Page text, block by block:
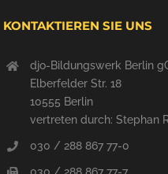
KONTAKTIEREN SIE UNS
djo-Bildungswerk Berlin
Elberfelder Str. 18
10555 Berlin
vertreten durch: Stephan
030 / 288 867 77-0